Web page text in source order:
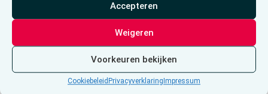
Accepteren
Weigeren
Voorkeuren bekijken
Cookiebeleid Privacyverklaring Impressum
Roman Van Houtven: “Liefde is nog altijd
krachtiger dan angst”
september voor onbepaalde tijd uit de
schijnwerpers?